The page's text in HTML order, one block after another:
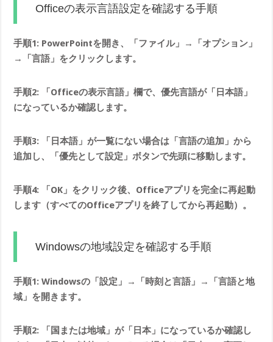
Officeの表示言語設定を確認する手順
手順1: PowerPointを開き、「ファイル」→「オプション」
→「言語」をクリックします。
手順2: 「Officeの表示言語」欄で、優先言語が「日本語」
になっているか確認します。
手順3: 「日本語」が一覧にない場合は「言語の追加」から
追加し、「優先として設定」ボタンで先頭に移動します。
手順4: 「OK」をクリック後、Officeアプリを完全に再起動
します（すべてのOfficeアプリを終了してから再起動）。
Windowsの地域設定を確認する手順
手順1: Windowsの「設定」→「時刻と言語」→「言語と地
域」を開きます。
手順2: 「国または地域」が「日本」になっているか確認し